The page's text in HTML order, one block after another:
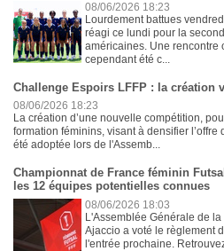
08/06/2026 18:23
Lourdement battues
réagi ce lundi pour la
américaines. Une rencontre
cependant été c...
Challenge Espoirs LFFP : la création
08/06/2026 18:23
La création d’une nouvelle compétition,
formation féminins, visant à densifier
été adoptée lors de l'Assemb...
Championnat de France féminin
les 12 équipes potentielles connues
08/06/2026 18:03
L'Assemblée Générale de
Ajaccio a voté le règlement
l'entrée prochaine.